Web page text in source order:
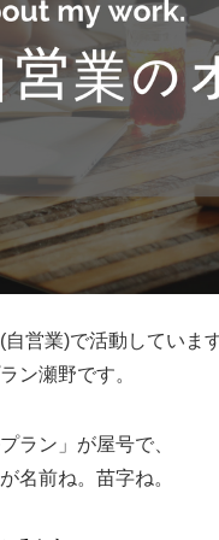
自営業)で活動していま
ン瀬野です。
ラン」が屋号で、
名前ね。苗字ね。